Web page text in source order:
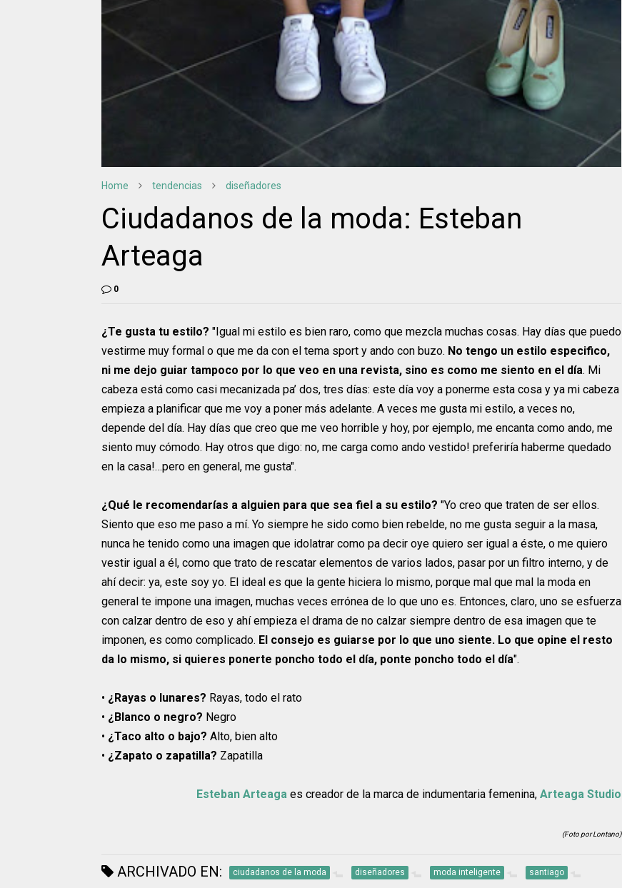
Home tendencias diseñadores
Ciudadanos de la moda: Esteban
Arteaga
0
¿Te gusta tu estilo? "Igual mi estilo es bien raro, como que mezcla muchas cosas. Hay días que puedo
vestirme muy formal o que me da con el tema sport y ando con buzo. No tengo un estilo especifico,
ni me dejo guiar tampoco por lo que veo en una revista, sino es como me siento en el día. Mi
cabeza está como casi mecanizada pa’ dos, tres días: este día voy a ponerme esta cosa y ya mi cabeza
empieza a planificar que me voy a poner más adelante. A veces me gusta mi estilo, a veces no,
depende del día. Hay días que creo que me veo horrible y hoy, por ejemplo, me encanta como ando, me
siento muy cómodo. Hay otros que digo: no, me carga como ando vestido! preferiría haberme quedado
en la casa!…pero en general, me gusta".
¿Qué le recomendarías a alguien para que sea fiel a su estilo? "Yo creo que traten de ser ellos.
Siento que eso me paso a mí. Yo siempre he sido como bien rebelde, no me gusta seguir a la masa,
nunca he tenido como una imagen que idolatrar como pa decir oye quiero ser igual a éste, o me quiero
vestir igual a él, como que trato de rescatar elementos de varios lados, pasar por un filtro interno, y de
ahí decir: ya, este soy yo. El ideal es que la gente hiciera lo mismo, porque mal que mal la moda en
general te impone una imagen, muchas veces errónea de lo que uno es. Entonces, claro, uno se esfuerza
con calzar dentro de eso y ahí empieza el drama de no calzar siempre dentro de esa imagen que te
imponen, es como complicado. El consejo es guiarse por lo que uno siente. Lo que opine el resto
da lo mismo, si quieres ponerte poncho todo el día, ponte poncho todo el día".
• ¿Rayas o lunares? Rayas, todo el rato
• ¿Blanco o negro? Negro
• ¿Taco alto o bajo? Alto, bien alto
• ¿Zapato o zapatilla? Zapatilla
Esteban Arteaga es creador de la marca de indumentaria femenina, Arteaga Studio
(Foto por Lontano)
ARCHIVADO EN: ciudadanos de la moda diseñadores moda inteligente santiago